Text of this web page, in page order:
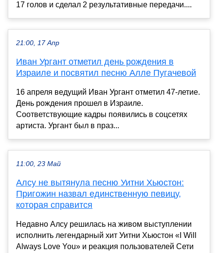
17 голов и сделал 2 результативные передачи....
21:00, 17 Апр
Иван Ургант отметил день рождения в
Израиле и посвятил песню Алле Пугачевой
16 апреля ведущий Иван Ургант отметил 47-летие.
День рождения прошел в Израиле.
Соответствующие кадры появились в соцсетях
артиста. Ургант был в праз...
11:00, 23 Май
Алсу не вытянула песню Уитни Хьюстон:
Пригожин назвал единственную певицу,
которая справится
Недавно Алсу решилась на живом выступлении
исполнить легендарный хит Уитни Хьюстон «I Will
Always Love You» и реакция пользователей Сети